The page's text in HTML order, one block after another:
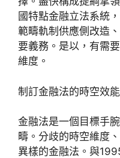
國特點金融立法系統
範疇軌制供應側改造
要義務。是以，有需
維度。
制訂金融法的時空效能
金融法是一個目標手
疇。分歧的時空維度
異樣的金融法。與